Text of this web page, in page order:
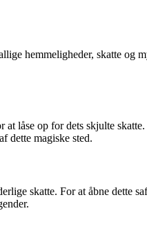
hemmeligheder, skatte
låse op for dets skjulte
dette magiske sted.
skatte. For at åbne